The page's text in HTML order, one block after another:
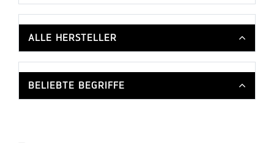
ALLE HERSTELLER
BELIEBTE BEGRIFFE